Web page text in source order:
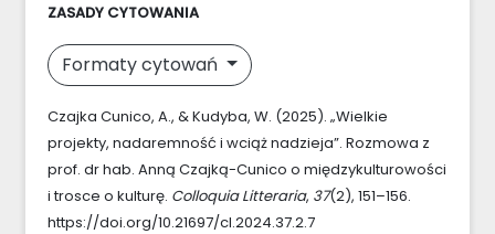
ZASADY CYTOWANIA
Formaty cytowań
Czajka Cunico, A., & Kudyba, W. (2025). „Wielkie
projekty, nadaremność i wciąż nadzieja”. Rozmowa z
prof. dr hab. Anną Czajką-Cunico o międzykulturowości
i trosce o kulturę. Colloquia Litteraria, 37(2), 151–156.
https://doi.org/10.21697/cl.2024.37.2.7